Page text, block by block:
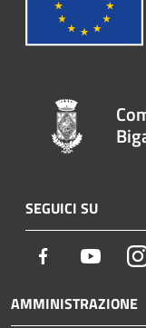
SEGUICI SU
Facebook
AMMINISTRAZIONE